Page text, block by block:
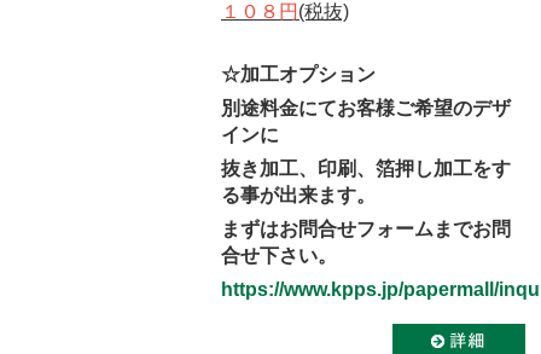
１０８円 (税抜)
☆加工オプション
別途料金にてお客様ご希望のデザ
インに
抜き加工、印刷、箔押し加工をす
る事が出来ます。
まずはお問合せフォームまでお問
合せ下さい。
https://www.kpps.jp/papermall/